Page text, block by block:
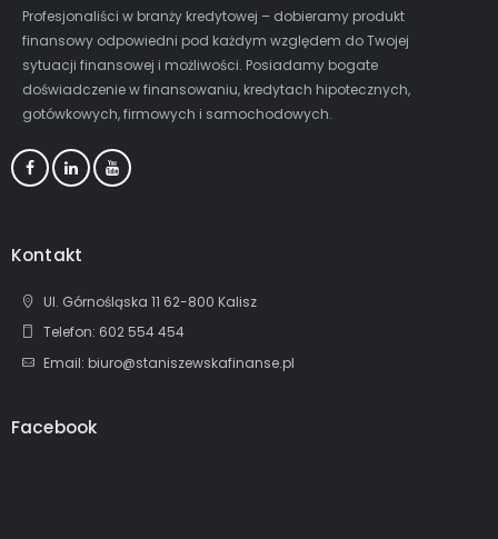
Profesjonaliści w branży kredytowej – dobieramy produkt
finansowy odpowiedni pod każdym względem do Twojej
sytuacji finansowej i możliwości. Posiadamy bogate
doświadczenie w finansowaniu, kredytach hipotecznych,
gotówkowych, firmowych i samochodowych.
Kontakt
Ul. Górnośląska 11 62-800 Kalisz
Telefon: 602 554 454
Email: biuro@staniszewskafinanse.pl
Facebook